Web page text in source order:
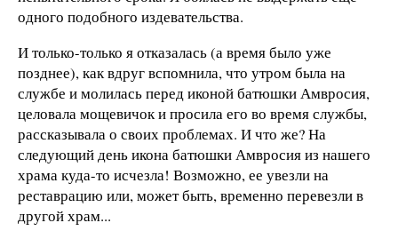
одного подобного издевательства.
И только-только я отказалась (а время было уже
позднее), как вдруг вспомнила, что утром была на
службе и молилась перед иконой батюшки Амвросия,
целовала мощевичок и просила его во время службы,
рассказывала о своих проблемах. И что же? На
следующий день икона батюшки Амвросия из нашего
храма куда-то исчезла! Возможно, ее увезли на
реставрацию или, может быть, временно перевезли в
другой храм...